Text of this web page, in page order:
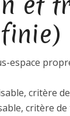
espace
critère
critère